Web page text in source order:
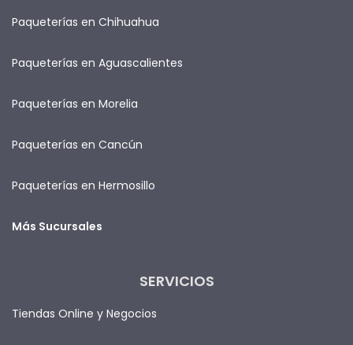
Paqueterías en Chihuahua
Paqueterías en Aguascalientes
Paqueterías en Morelia
Paqueterías en Cancún
Paqueterías en Hermosillo
Más Sucursales
SERVICIOS
Tiendas Online y Negocios